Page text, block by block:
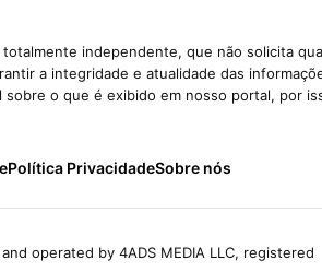
independente, que não solicita
a integridade e atualidade das
o que é exibido em nosso portal, por
Política PrivacidadeSobre nós
operated by 4ADS MEDIA LLC, registered